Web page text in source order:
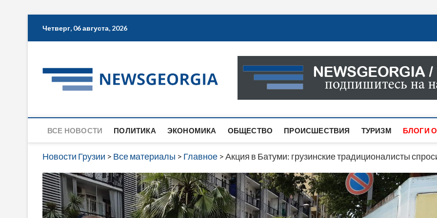
Четверг, 06 августа, 2026
Новости Грузии
САМАЯ АКТУАЛЬНАЯ ИНФОРМАЦИЯ О СОБЫТИЯХ
САЙТЕ ВЫ НАЙДЕТЕ НОВОСТИ ПОЛИТИКИ,
ВСЕ НОВОСТИ ПОЛИТИКА ЭКОНОМИКА ОБЩЕСТВО ПРОИСШЕСТВИЯ ТУРИЗМ БЛОГИ
Новости Грузии > Все материалы > Главное >Акция в Батуми: грузинские традиционалисты